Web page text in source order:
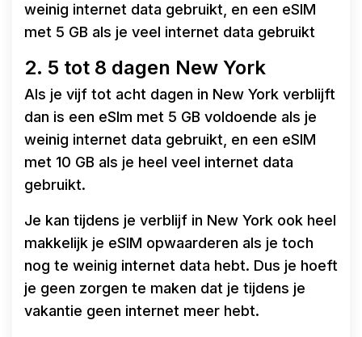
weinig internet data gebruikt, en een eSIM
met 5 GB als je veel internet data gebruikt
2. 5 tot 8 dagen New York
Als je vijf tot acht dagen in New York verblijft
dan is een eSIm met 5 GB voldoende als je
weinig internet data gebruikt, en een eSIM
met 10 GB als je heel veel internet data
gebruikt.
Je kan tijdens je verblijf in New York ook heel
makkelijk je eSIM opwaarderen als je toch
nog te weinig internet data hebt. Dus je hoeft
je geen zorgen te maken dat je tijdens je
vakantie geen internet meer hebt.